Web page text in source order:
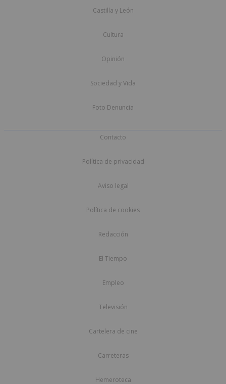
Castilla y León
Cultura
Opinión
Sociedad y Vida
Foto Denuncia
Contacto
Política de privacidad
Aviso legal
Política de cookies
Redacción
El Tiempo
Empleo
Televisión
Cartelera de cine
Carreteras
Hemeroteca